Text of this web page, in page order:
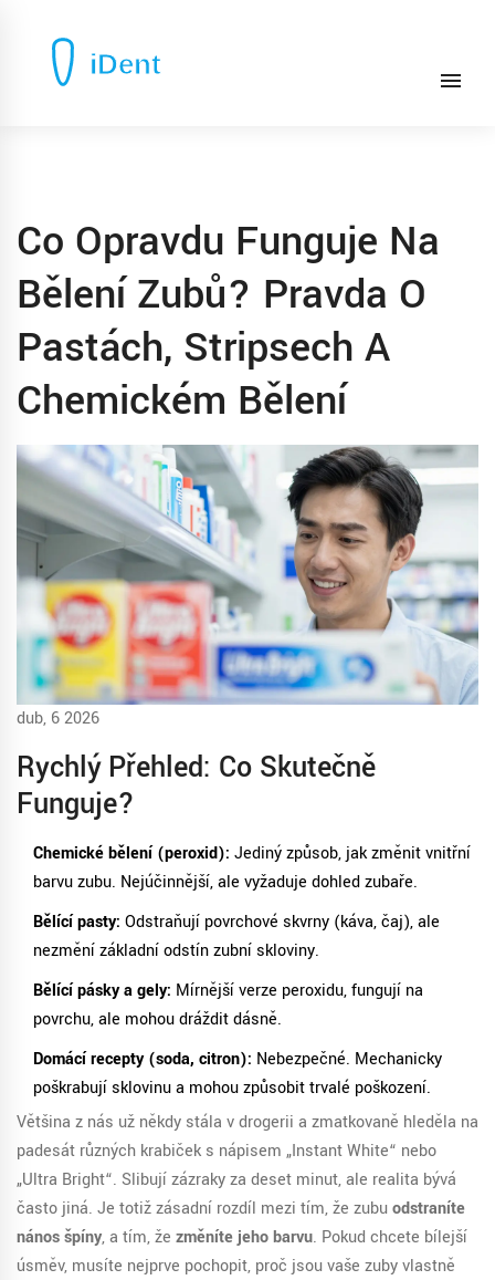
Co Opravdu Funguje Na
Bělení Zubů? Pravda O
Pastách, Stripsech A
Chemickém Bělení
dub, 6 2026
Rychlý Přehled: Co Skutečně
Funguje?
Chemické bělení (peroxid): Jediný způsob, jak změnit vnitřní
barvu zubu. Nejúčinnější, ale vyžaduje dohled zubaře.
Bělící pasty: Odstraňují povrchové skvrny (káva, čaj), ale
nezmění základní odstín zubní skloviny.
Bělící pásky a gely: Mírnější verze peroxidu, fungují na
povrchu, ale mohou dráždit dásně.
Domácí recepty (soda, citron): Nebezpečné. Mechanicky
poškrabují sklovinu a mohou způsobit trvalé poškození.
Většina z nás už někdy stála v drogerii a zmatkovaně hleděla na
padesát různých krabiček s nápisem „Instant White“ nebo
„Ultra Bright“. Slibují zázraky za deset minut, ale realita bývá
často jiná. Je totiž zásadní rozdíl mezi tím, že zubuodstraníte
nános špíny, a tím, že změníte jeho barvu. Pokud chcete bílejší
úsměv, musíte nejprve pochopit, proč jsou vaše zuby vlastně